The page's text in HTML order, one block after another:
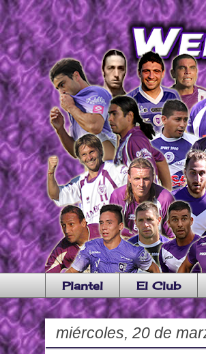
Plantel El Club
miércoles, 20 de